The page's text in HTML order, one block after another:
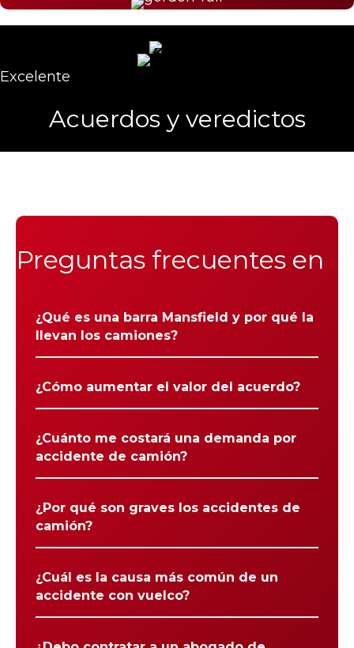
Excelente
Acuerdos y veredictos
Preguntas frecuentes en
¿Qué es una barra Mansfield y por qué la
llevan los camiones?
¿Cómo aumentar el valor del acuerdo?
¿Cuánto me costará una demanda por
accidente de camión?
¿Por qué son graves los accidentes de
camión?
¿Cuál es la causa más común de un
accidente con vuelco?